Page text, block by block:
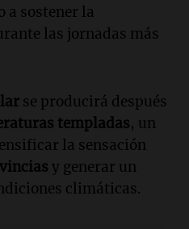
a sostener la
las jornadas más
se producirá después
templadas, un
la sensación
y generar un
climáticas.